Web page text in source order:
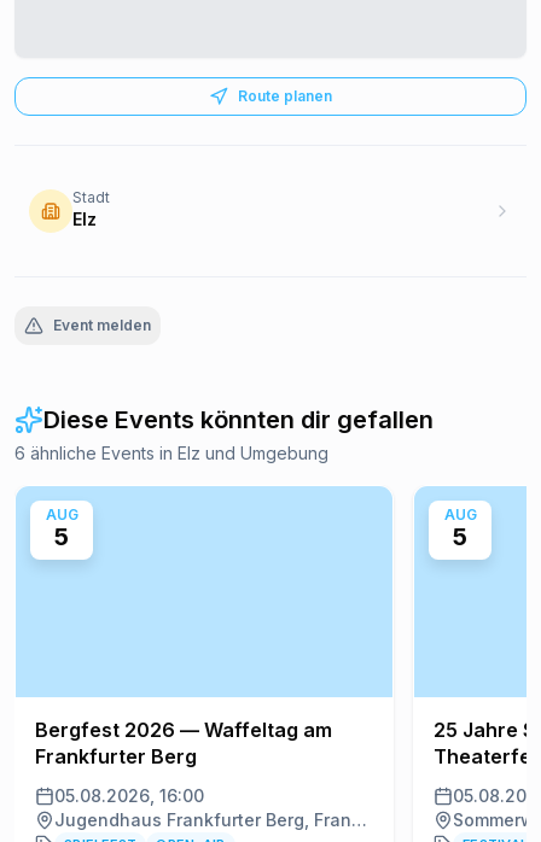
Route planen
Stadt
Elz
Event melden
Diese Events könnten dir gefallen
6 ähnliche Events in Elz und Umgebung
AUG
5
Bergfest 2026 — Waffeltag am
Frankfurter Berg
05.08.2026, 16:00
Jugendhaus Frankfurter Berg, Frankfurt am Main
AUG
5
25 Jahre